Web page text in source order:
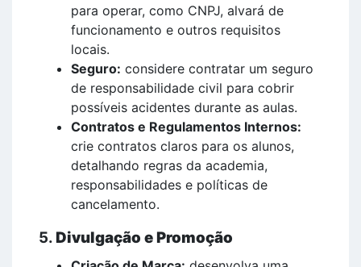
para operar, como CNPJ, alvará de
funcionamento e outros requisitos
locais.
Seguro: considere contratar um seguro
de responsabilidade civil para cobrir
possíveis acidentes durante as aulas.
Contratos e Regulamentos Internos:
crie contratos claros para os alunos,
detalhando regras da academia,
responsabilidades e políticas de
cancelamento.
5.Divulgação e Promoção